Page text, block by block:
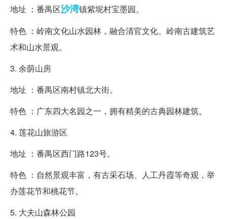
地址 ：番禺区沙湾镇紫坭村宝墨园。
特色 ：岭南文化山水园林，融合清官文化、岭南古建筑艺
术和山水景观。
3. 余荫山房
地址 ：番禺区南村镇北大街。
特色 ：广东四大名园之一，拥有精美的古典园林建筑。
4. 莲花山旅游区
地址 ：番禺区西门路123号。
特色 ：自然景观丰富，有古采石场、人工丹霞等奇观，举
办莲花节和桃花节。
5. 大夫山森林公园